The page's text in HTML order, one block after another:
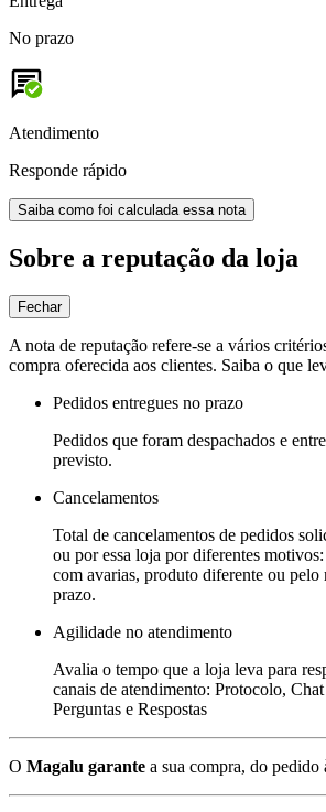
No prazo
Atendimento
Responde rápido
Saiba como foi calculada essa nota
Sobre a reputação da loja
Fechar
A nota de reputação refere-se a vários
compra oferecida aos clientes. Saiba o que
Pedidos entregues no prazo
Pedidos que foram despachados e
previsto.
Cancelamentos
Total de cancelamentos de pedidos
ou por essa loja por diferentes
com avarias, produto diferente ou pelo
prazo.
Agilidade no atendimento
Avalia o tempo que a loja leva para
canais de atendimento: Protocolo,
Perguntas e Respostas
O Magalu garante a sua compra, do pedido